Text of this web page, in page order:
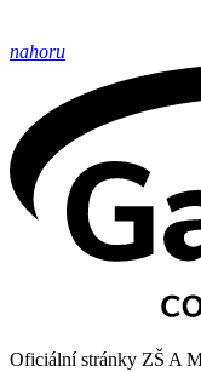
nahoru
Oficiální stránky ZŠ A